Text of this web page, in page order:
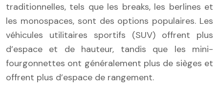
traditionnelles, tels que les breaks, les berlines et
les monospaces, sont des options populaires. Les
véhicules utilitaires sportifs (SUV) offrent plus
d’espace et de hauteur, tandis que les mini-
fourgonnettes ont généralement plus de sièges et
offrent plus d’espace de rangement.